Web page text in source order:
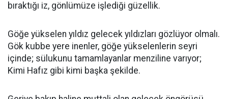
bıraktığı iz, gönlümüze işlediği güzellik.
Göğe yükselen yıldız gelecek yıldızları gözlüyor olmalı.
Gök kubbe yere inenler, göğe yükselenlerin seyri
içinde; sülukunu tamamlayanlar menziline varıyor;
Kimi Hafız gibi kimi başka şekilde.